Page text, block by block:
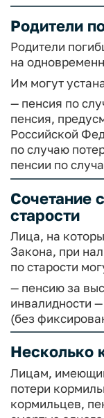
Родители
Родители
на
Им могут
— пенсия по
пенсия,
Российской
по случаю
пенсии по
Сочетание
старости
Лица, на
Закона, при
по старости
— пенсию за
инвалидности —
(без
Несколько
Лицам,
потери
кормильцев,